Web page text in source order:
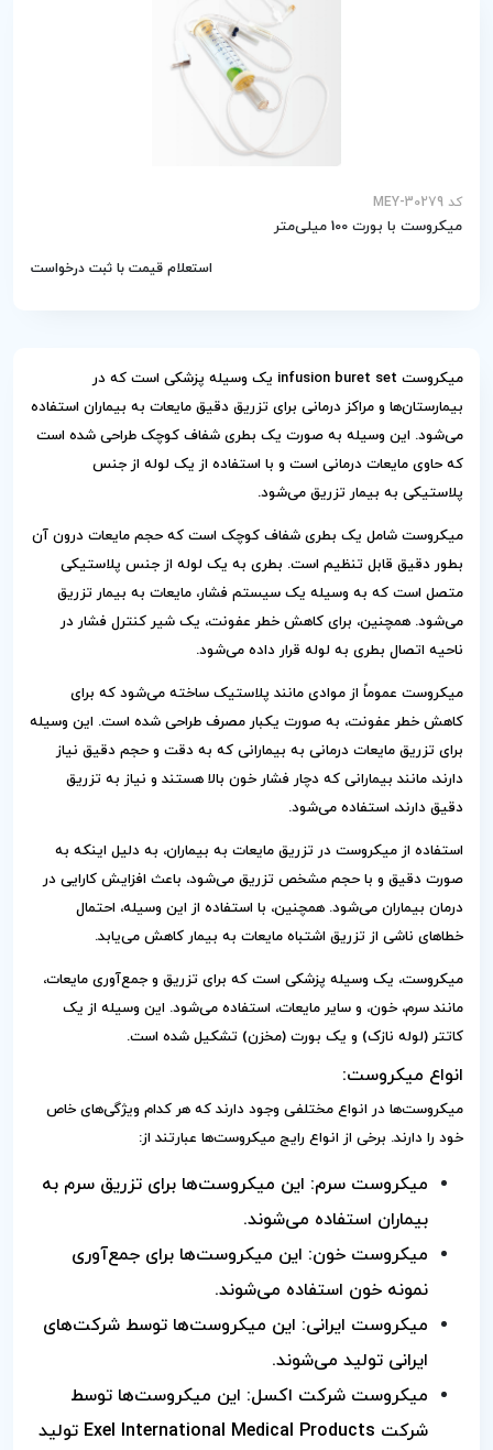
کد MEY-30279
میکروست با بورت 100 میلی‌متر
استعلام قیمت با ثبت درخواست
میکروست infusion buret set یک وسیله پزشکی است که در
بیمارستان‌ها و مراکز درمانی برای تزریق دقیق مایعات به بیماران استفاده
می‌شود. این وسیله به صورت یک بطری شفاف کوچک طراحی شده است
که حاوی مایعات درمانی است و با استفاده از یک لوله از جنس
پلاستیکی به بیمار تزریق می‌شود.
میکروست شامل یک بطری شفاف کوچک است که حجم مایعات درون آن
بطور دقیق قابل تنظیم است. بطری به یک لوله از جنس پلاستیکی
متصل است که به وسیله یک سیستم فشار، مایعات به بیمار تزریق
می‌شود. همچنین، برای کاهش خطر عفونت، یک شیر کنترل فشار در
ناحیه اتصال بطری به لوله قرار داده می‌شود.
میکروست عموماً از موادی مانند پلاستیک ساخته می‌شود که برای
کاهش خطر عفونت، به صورت یکبار مصرف طراحی شده است. این وسیله
برای تزریق مایعات درمانی به بیمارانی که به دقت و حجم دقیق نیاز
دارند، مانند بیمارانی که دچار فشار خون بالا هستند و نیاز به تزریق
دقیق دارند، استفاده می‌شود.
استفاده از میکروست در تزریق مایعات به بیماران، به دلیل اینکه به
صورت دقیق و با حجم مشخص تزریق می‌شود، باعث افزایش کارایی در
درمان بیماران می‌شود. همچنین، با استفاده از این وسیله، احتمال
خطاهای ناشی از تزریق اشتباه مایعات به بیمار کاهش می‌یابد.
میکروست، یک وسیله پزشکی است که برای تزریق و جمع‌آوری مایعات،
مانند سرم، خون، و سایر مایعات، استفاده می‌شود. این وسیله از یک
کاتتر (لوله نازک) و یک بورت (مخزن) تشکیل شده است.
انواع میکروست:
میکروست‌ها در انواع مختلفی وجود دارند که هر کدام ویژگی‌های خاص
خود را دارند. برخی از انواع رایج میکروست‌ها عبارتند از:
میکروست سرم: این میکروست‌ها برای تزریق سرم به
بیماران استفاده می‌شوند.
میکروست خون: این میکروست‌ها برای جمع‌آوری
نمونه خون استفاده می‌شوند.
میکروست ایرانی: این میکروست‌ها توسط شرکت‌های
ایرانی تولید می‌شوند.
میکروست شرکت اکسل: این میکروست‌ها توسط
شرکت Exel International Medical Products تولید